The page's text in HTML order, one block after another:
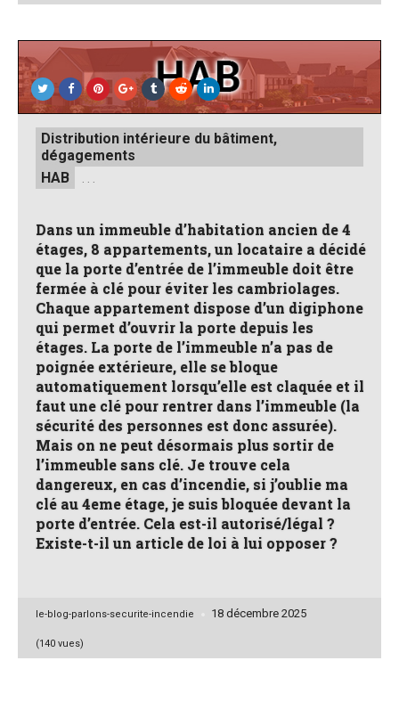
Posted
inDistribution intérieure du bâtiment,
dégagements
HAB
. . .
Dans un immeuble d’habitation ancien de 4
étages, 8 appartements, un locataire a décidé
que la porte d’entrée de l’immeuble doit être
fermée à clé pour éviter les cambriolages.
Chaque appartement dispose d’un digiphone
qui permet d’ouvrir la porte depuis les
étages. La porte de l’immeuble n’a pas de
poignée extérieure, elle se bloque
automatiquement lorsqu’elle est claquée et il
faut une clé pour rentrer dans l’immeuble (la
sécurité des personnes est donc assurée).
Mais on ne peut désormais plus sortir de
l’immeuble sans clé. Je trouve cela
dangereux, en cas d’incendie, si j’oublie ma
clé au 4eme étage, je suis bloquée devant la
porte d’entrée. Cela est-il autorisé/légal ?
Existe-t-il un article de loi à lui opposer ?
Posted
le-blog-parlons-securite-incendie 18 décembre 2025
(140 vues)